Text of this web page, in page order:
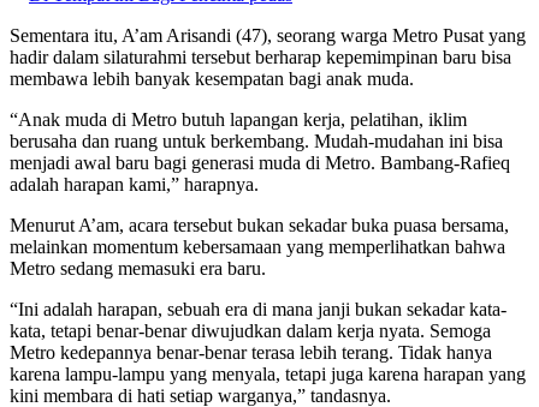
Sementara itu, A’am Arisandi (47), seorang warga Metro Pusat yang
hadir dalam silaturahmi tersebut berharap kepemimpinan baru bisa
membawa lebih banyak kesempatan bagi anak muda.
“Anak muda di Metro butuh lapangan kerja, pelatihan, iklim
berusaha dan ruang untuk berkembang. Mudah-mudahan ini bisa
menjadi awal baru bagi generasi muda di Metro. Bambang-Rafieq
adalah harapan kami,” harapnya.
Menurut A’am, acara tersebut bukan sekadar buka puasa bersama,
melainkan momentum kebersamaan yang memperlihatkan bahwa
Metro sedang memasuki era baru.
“Ini adalah harapan, sebuah era di mana janji bukan sekadar kata-
kata, tetapi benar-benar diwujudkan dalam kerja nyata. Semoga
Metro kedepannya benar-benar terasa lebih terang. Tidak hanya
karena lampu-lampu yang menyala, tetapi juga karena harapan yang
kini membara di hati setiap warganya,” tandasnya.